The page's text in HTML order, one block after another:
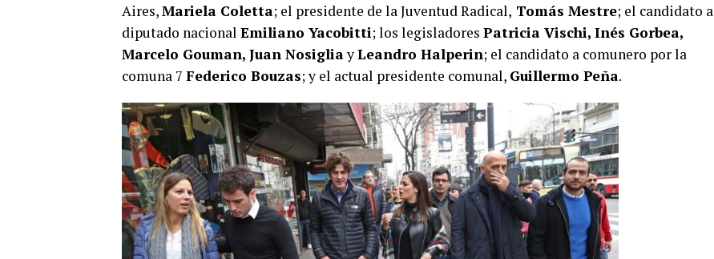
Aires,Mariela Coletta; el presidente de la Juventud Radical, Tomás Mestre; el candidato a
diputado nacional Emiliano Yacobitti; los legisladores Patricia Vischi, Inés Gorbea,
Marcelo Gouman, Juan NosigliayLeandro Halperin; el candidato a comunero por la
comuna 7 Federico Bouzas; y el actual presidente comunal, Guillermo Peña.